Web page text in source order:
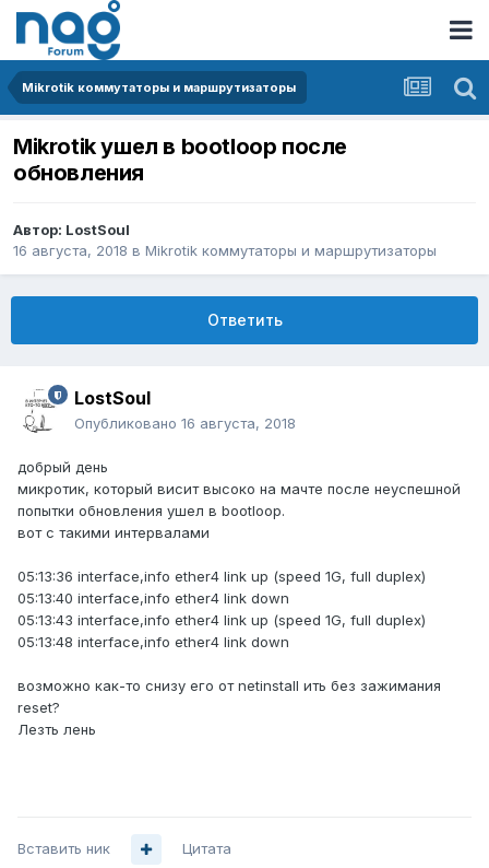
Mikrotik коммутаторы и маршрутизаторы
Mikrotik ушел в bootloop после
обновления
Автор: LostSoul
16 августа, 2018 в Mikrotik коммутаторы и маршрутизаторы
Ответить
LostSoul
Опубликовано 16 августа, 2018
добрый день
микротик, который висит высоко на мачте после неуспешной
попытки обновления ушел в bootloop.
вот с такими интервалами
05:13:36 interface,info ether4 link up (speed 1G, full duplex)
05:13:40 interface,info ether4 link down
05:13:43 interface,info ether4 link up (speed 1G, full duplex)
05:13:48 interface,info ether4 link down
возможно как-то снизу его от netinstall ить без зажимания
reset?
Лезть лень
Вставить ник Цитата